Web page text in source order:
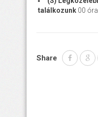
találkozunk 00
Share